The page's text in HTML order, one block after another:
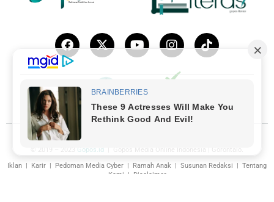
© 2019 – 2023 Gopos.id | Gopos Media Online Indonesia | Gorontalo.
Iklan
Karir Pedoman Media Cyber Ramah Anak Susunan Redaksi
Tentang
Kami | Disclaimer